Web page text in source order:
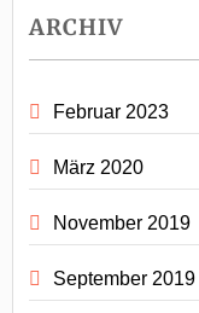
ARCHIV
Februar 2023
März 2020
November 2019
September 2019